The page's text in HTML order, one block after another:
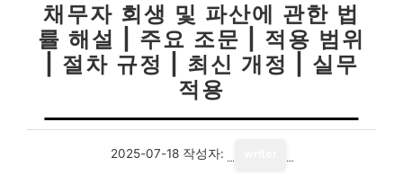
채무자 회생 및 파산에 관한 법
률 해설 | 주요 조문 | 적용 범위
| 절차 규정 | 최신 개정 | 실무
적용
2025-07-18 작성자: